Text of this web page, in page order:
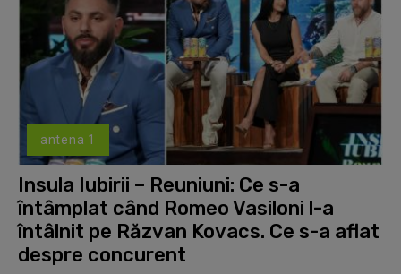
antena 1
Insula Iubirii – Reuniuni: Ce s-a
întâmplat când Romeo Vasiloni l-a
întâlnit pe Răzvan Kovacs. Ce s-a aflat
despre concurent